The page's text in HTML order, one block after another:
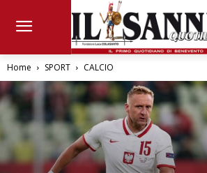
Home SPORT CALCIO